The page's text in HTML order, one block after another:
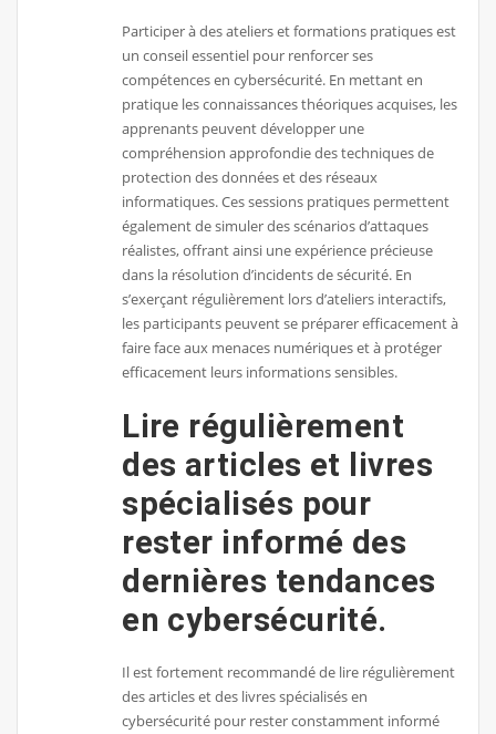
Participer à des ateliers et formations pratiques est
un conseil essentiel pour renforcer ses
compétences en cybersécurité. En mettant en
pratique les connaissances théoriques acquises, les
apprenants peuvent développer une
compréhension approfondie des techniques de
protection des données et des réseaux
informatiques. Ces sessions pratiques permettent
également de simuler des scénarios d’attaques
réalistes, offrant ainsi une expérience précieuse
dans la résolution d’incidents de sécurité. En
s’exerçant régulièrement lors d’ateliers interactifs,
les participants peuvent se préparer efficacement à
faire face aux menaces numériques et à protéger
efficacement leurs informations sensibles.
Lire régulièrement
des articles et livres
spécialisés pour
rester informé des
dernières tendances
en cybersécurité.
Il est fortement recommandé de lire régulièrement
des articles et des livres spécialisés en
cybersécurité pour rester constamment informé